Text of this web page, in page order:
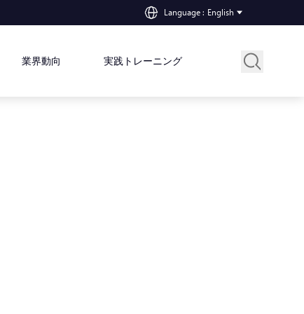
Language : English
業界動向 実践トレーニング